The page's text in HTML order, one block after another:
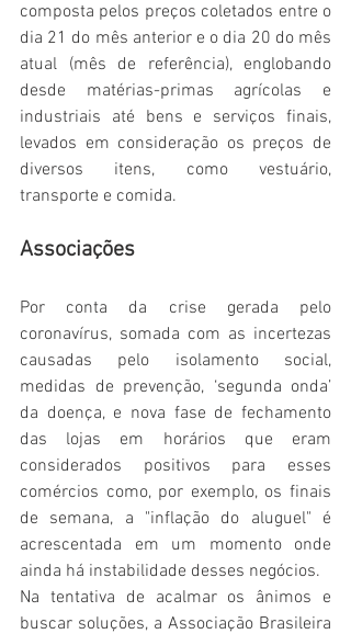
composta pelos preços coletados entre o
dia 21 do mês anterior e o dia 20 do mês
atual (mês de referência), englobando
desde matérias-primas agrícolas e
industriais até bens e serviços finais,
levados em consideração os preços de
diversos itens, como vestuário,
transporte e comida.
Associações
Por conta da crise gerada pelo
coronavírus, somada com as incertezas
causadas pelo isolamento social,
medidas de prevenção, ‘segunda onda’
da doença, e nova fase de fechamento
das lojas em horários que eram
considerados positivos para esses
comércios como, por exemplo, os finais
de semana, a "inflação do aluguel" é
acrescentada em um momento onde
ainda há instabilidade desses negócios.
Na tentativa de acalmar os ânimos e
buscar soluções, a Associação Brasileira